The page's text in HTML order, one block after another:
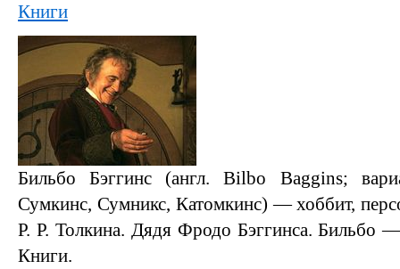
Книги
Бильбо Бэггинс (англ. Bilbo Baggins;
Сумкинс, Сумникс, Катомкинс) — хоббит,
Р. Р. Толкина. Дядя Фродо Бэггинса. Бильбо
Книги.